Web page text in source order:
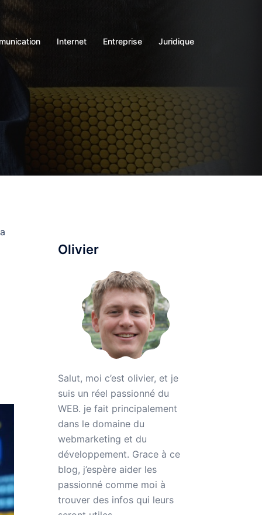
Internet Entreprise Juridique
Olivier
Salut, moi c’est olivier, et je
suis un réel passionné du
WEB. je fait principalement
dans le domaine du
webmarketing et du
développement. Grace à ce
blog, j’espère aider les
passionné comme moi à
trouver des infos qui leurs